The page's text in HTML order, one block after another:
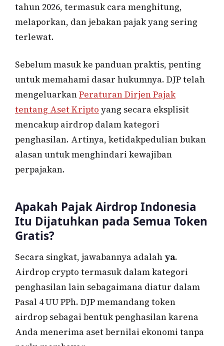
tahun 2026, termasuk cara menghitung,
melaporkan, dan jebakan pajak yang sering
terlewat.
Sebelum masuk ke panduan praktis, penting
untuk memahami dasar hukumnya. DJP telah
mengeluarkanPeraturan Dirjen Pajak
tentang Aset Kripto yang secara eksplisit
mencakup airdrop dalam kategori
penghasilan. Artinya, ketidakpedulian bukan
alasan untuk menghindari kewajiban
perpajakan.
Apakah Pajak Airdrop Indonesia
Itu Dijatuhkan pada Semua Token
Gratis?
Secara singkat, jawabannya adalah ya.
Airdrop crypto termasuk dalam kategori
penghasilan lain sebagaimana diatur dalam
Pasal 4 UU PPh. DJP memandang token
airdrop sebagai bentuk penghasilan karena
Anda menerima aset bernilai ekonomi tanpa